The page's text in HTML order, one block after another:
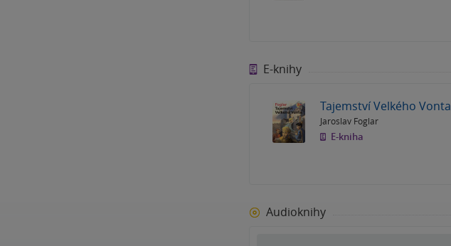
E-knihy
Tajemství Velkého Vonta
Jaroslav Foglar
E-kniha
Audioknihy